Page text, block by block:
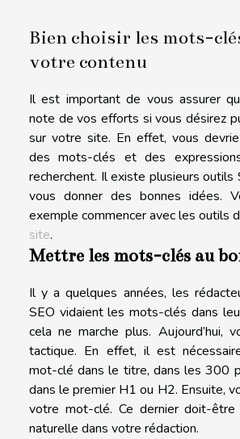
Bien choisir les mots-
votre contenu
Il est important de vous assurer
note de vos efforts si vous désirez
sur votre site. En effet, vous
des mots-clés et des
recherchent. Il existe plusieurs outils
vous donner des bonnes idées.
exemple commencer avec les outils
site.
Mettre les mots-clés au
Il y a quelques années, les
SEO vidaient les mots-clés dans
cela ne marche plus. Aujourd’hui,
tactique. En effet, il est
mot-clé dans le titre, dans les 300
dans le premier H1 ou H2. Ensuite,
votre mot-clé. Ce dernier doit-être
naturelle dans votre rédaction.